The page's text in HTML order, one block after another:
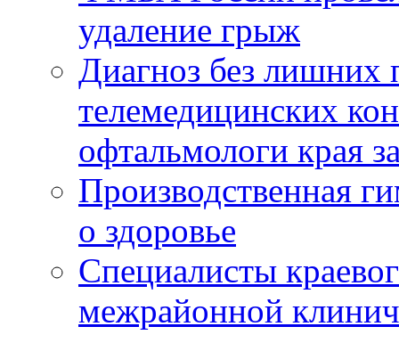
удаление грыж
Диагноз без лишних
телемедицинских
офтальмологи края
Производственная
о здоровье
Специалисты
межрайонной